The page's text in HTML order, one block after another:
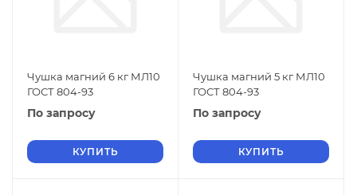
Чушка магний 6 кг МЛ10
ГОСТ 804-93
По запросу
КУПИТЬ
Чушка магний 5 кг МЛ10
ГОСТ 804-93
По запросу
КУПИТЬ